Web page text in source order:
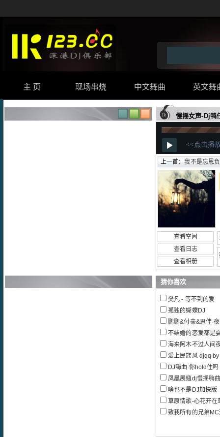
主 页 现场串烧 中文舞曲 英文舞
慢摇女声-Dj鸭
上一首：我不是忘恩负
查看空间
查看日志
查看相册
猜你喜欢
樊凡 - 等不到的爱
孤独的蝴蝶DJ
鹏鹏&付豪&思佳-
不结婚的恋爱都是
海来阿木不过人间
爱上民族风 djqq
DJ嗨曲 你hold住吗
凤凰展翅dj慢摇嗨
啥也不是DJ加快版
草原情歌-心花开在
致我所有的兄弟